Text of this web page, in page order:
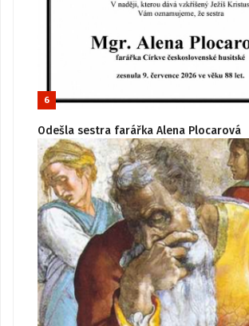
6
Odešla sestra farářka Alena Plocarová